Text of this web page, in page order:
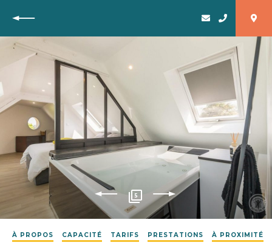
Retour
5
À PROPOS CAPACITÉ TARIFS PRESTATIONS À PROXIMITÉ